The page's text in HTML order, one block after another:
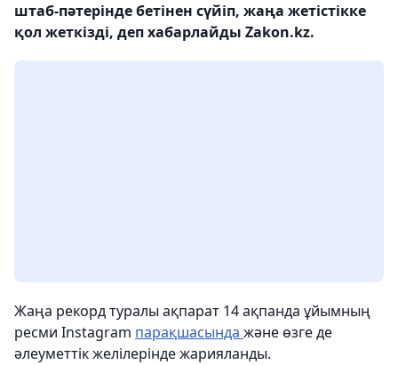
штаб-пәтерінде бетінен сүйіп, жаңа жетістікке
қол жеткізді, деп хабарлайды Zakon.kz.
Жаңа рекорд туралы ақпарат 14 ақпанда ұйымның
ресми Instagram парақшасында және өзге де
әлеуметтік желілерінде жарияланды.